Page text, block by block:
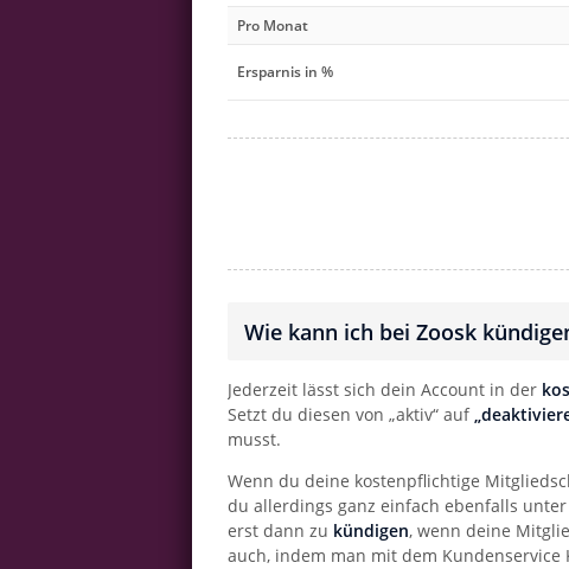
Pro Monat
Ersparnis in %
Wie kann ich bei Zoosk
Jederzeit lässt sich dein Account in der
Setzt du diesen von „aktiv“ auf
musst.
Wenn du deine kostenpflichtige
du allerdings ganz einfach ebenfalls unter
erst dann zu kündigen, wenn deine
auch, indem man mit dem Kundenservice